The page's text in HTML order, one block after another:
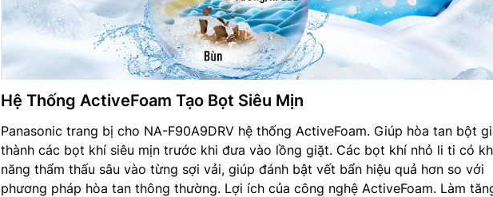
Hệ Thống ActiveFoam Tạo Bọt Siêu Mịn
Panasonic trang bị cho NA-F90A9DRV hệ thống ActiveFoam. Giúp hòa tan bột
thành các bọt khí siêu mịn trước khi đưa vào lồng giặt. Các bọt khí nhỏ li ti có
năng thẩm thấu sâu vào từng sợi vải, giúp đánh bật vết bẩn hiệu quả hơn so với
phương pháp hòa tan thông thường. Lợi ích của công nghệ ActiveFoam. Làm